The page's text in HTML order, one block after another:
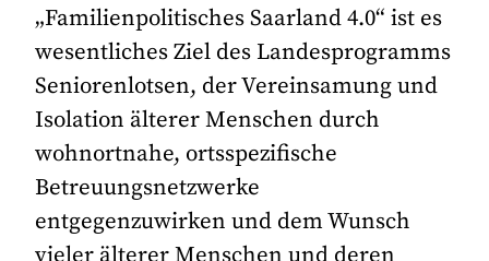
„Familienpolitisches Saarland 4.0“ ist es
wesentliches Ziel des Landesprogramms
Seniorenlotsen, der Vereinsamung und
Isolation älterer Menschen durch
wohnortnahe, ortsspezifische
Betreuungsnetzwerke
entgegenzuwirken und dem Wunsch
vieler älterer Menschen und deren